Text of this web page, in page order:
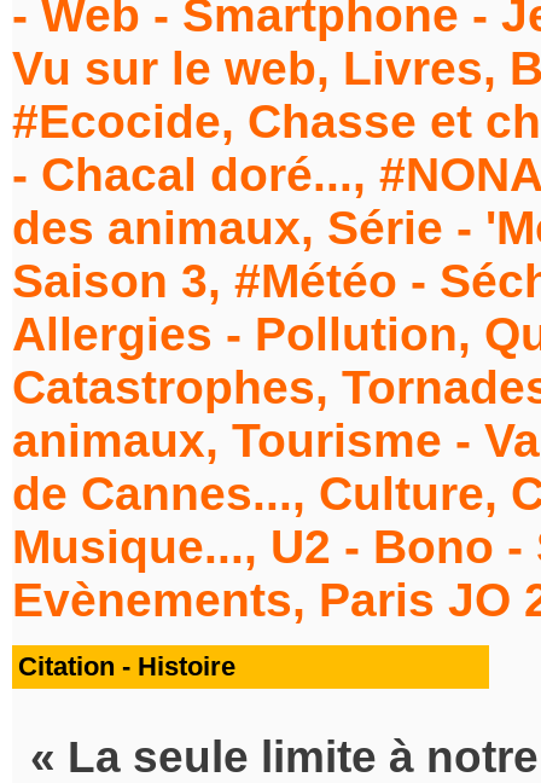
- Web - Smartphone -
Vu sur le web, Livres,
#Ecocide, Chasse et
- Chacal doré...,
des animaux, Série -
Saison 3, #Météo -
Allergies - Pollution,
Catastrophes,
animaux, Tourisme -
de Cannes..., Culture,
Musique..., U2 - Bono
Evènements, Paris JO
Citation - Histoire
La seule limite à